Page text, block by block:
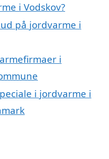
i Vodskov?
på jordvarme i
i
i jordvarme i